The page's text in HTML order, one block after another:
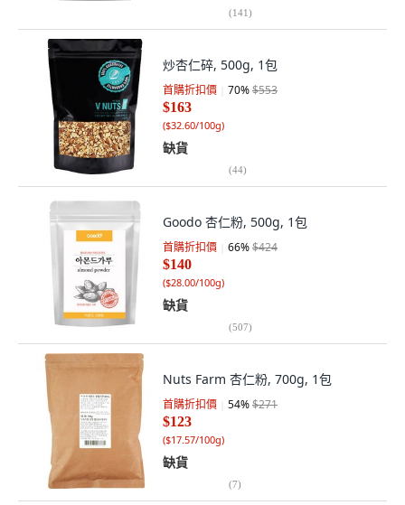
(141)
炒杏仁碎, 500g, 1包
首購折扣價 70%$553
$163
($32.60/100g)
缺貨
(44)
Goodo 杏仁粉, 500g, 1包
首購折扣價 66%$424
$140
($28.00/100g)
缺貨
(507)
Nuts Farm 杏仁粉, 700g, 1包
首購折扣價 54%$271
$123
($17.57/100g)
缺貨
(7)